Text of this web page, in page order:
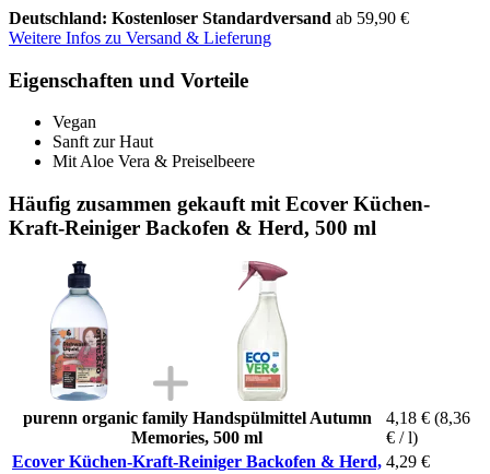
Deutschland: Kostenloser Standardversand ab 59,90 €
Weitere Infos zu Versand & Lieferung
Eigenschaften und Vorteile
Vegan
Sanft zur Haut
Mit Aloe Vera & Preiselbeere
Häufig zusammen gekauft mit Ecover Küchen-
Kraft-Reiniger Backofen & Herd, 500 ml
purenn organic family Handspülmittel Autumn
Memories, 500 ml
4,18 € (8,36
€ / l)
Ecover Küchen-Kraft-Reiniger Backofen & Herd, 4,29 €